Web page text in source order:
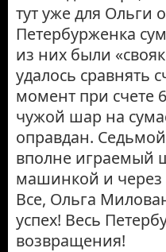
тут уже для Ольги
Петербурженка
из них были
удалось
момент при счете
чужой шар на
оправдан.
вполне играемый
машинкой и через
Все, Ольга
успех! Весь
возвращения!